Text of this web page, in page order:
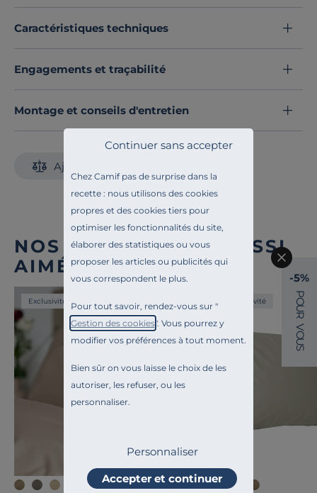
Chez Camif pas de surprise dans la
recette : nous utilisons des cookies
propres et des cookies tiers pour
optimiser les fonctionnalités du site,
élaborer des statistiques ou vous
proposer les articles ou publicités qui
vous correspondent le plus.
Pour tout savoir, rendez-vous sur "
Gestion des cookies". Vous pourrez y
modifier vos préférences à tout moment.
Bien sûr on vous laisse le choix de les
autoriser, les refuser, ou les
personnaliser.
Continuer sans accepter
Personnaliser
Accepter et continuer
Caractéristiques techniques
Engagements et traçabilité
Montage et conseils d'entretien
Ajouter au comparateur
NOS CLIENTS ONT AUSSI
AIMÉ
Exclusivité Exclusivité
-5%
P
O
U
R
V
O
U
S